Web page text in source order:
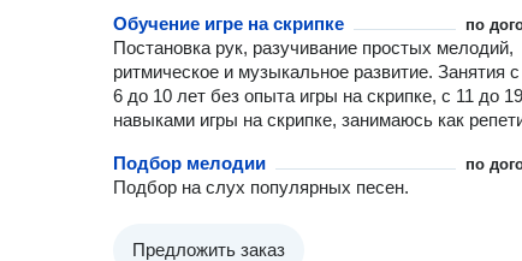
Обучение игре на скрипке по
Постановка рук, разучивание простых мелодий,
ритмическое и музыкальное развитие. Занятия
6 до 10 лет без опыта игры на скрипке, с 11 до
навыками игры на скрипке, занимаюсь как
Подбор мелодии по
Подбор на слух популярных песен.
Предложить заказ